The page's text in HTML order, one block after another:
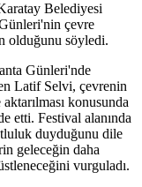
Belediyesi
çevre
olduğunu söyledi.
Günleri'nde
Latif Selvi, çevrenin
konusunda
etti. Festival alanında
duyduğunu dile
geleceğin daha
vurguladı.